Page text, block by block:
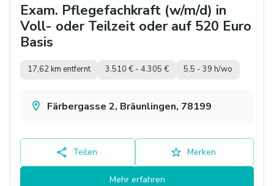
Exam. Pflegefachkraft (w/m/d) in
Voll- oder Teilzeit oder auf 520 Euro
Basis
17,62 km entfernt 3.510 € - 4.305 € 5,5 - 39 h/wo
Färbergasse 2, Bräunlingen, 78199
Teilen Merken
Mehr erfahren